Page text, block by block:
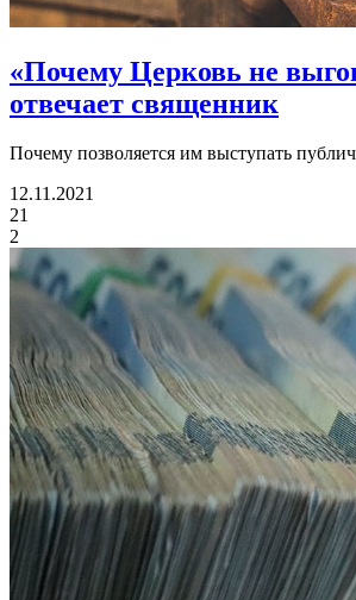
«Почему Церковь не
отвечает священник
Почему позволяется им выступать
12.11.2021
21
2